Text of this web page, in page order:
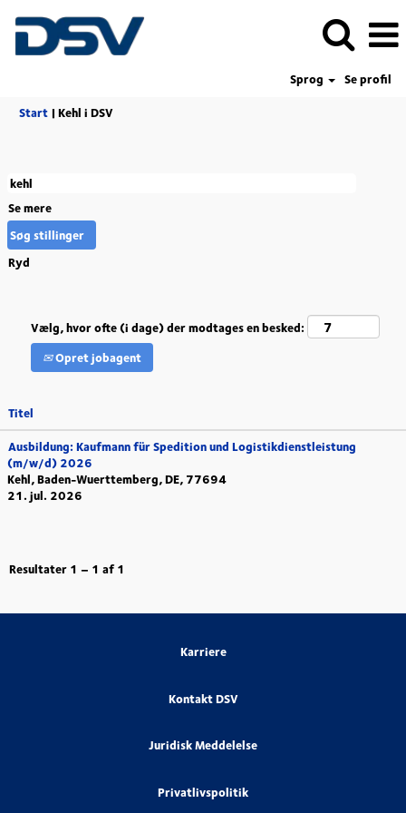
Sprog
Se profil
Start | Kehl i DSV(aktuel
Se mere
Ryd
Vælg, hvor ofte (i dage) der modtages en besked:
Opret jobagent
Titel
Ausbildung: Kaufmann für Spedition und Logistikdienstleistung
(m/w/d) 2026
Kehl, Baden-Wuerttemberg, DE, 77694
21. jul. 2026
Resultater 1 – 1 af1
Karriere
Kontakt DSV
Juridisk Meddelelse
Privatlivspolitik